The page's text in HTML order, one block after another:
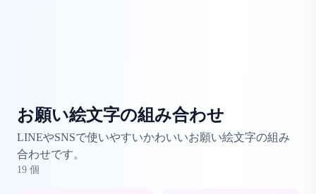
お願い絵文字の組み合わせ
LINEやSNSで使いやすいかわいいお願い絵文字の組み
合わせです。
19 個